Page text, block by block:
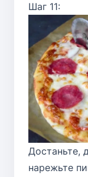
Шаг 11:
Достаньте,
нарежьте